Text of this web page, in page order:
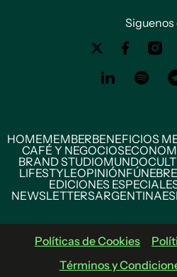
Siguenos
HOMEMEMBERBENEFICIOS
CAFÉ Y NEGOCIOS
BRAND STUDIOMUNDO
LIFESTYLEOPINIÓN
EDICIONES
NEWSLETTERSARGENTINA
Políticas de Cookies
Términos y